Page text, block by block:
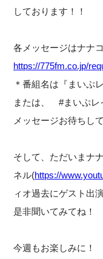
しております！！
各メッセージはナナ
https://775fm.co.jp/
＊番組名は『まいぷ
または、 #まいぷレ
メッセージお待ちし
そして、ただいまナ
ネル(https://
ィオ過去にゲスト出
是非聞いてみてね！
今週もお楽しみに！